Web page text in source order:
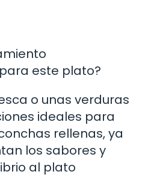
este plato?
o unas verduras
ideales para
rellenas, ya
los sabores y
al plato